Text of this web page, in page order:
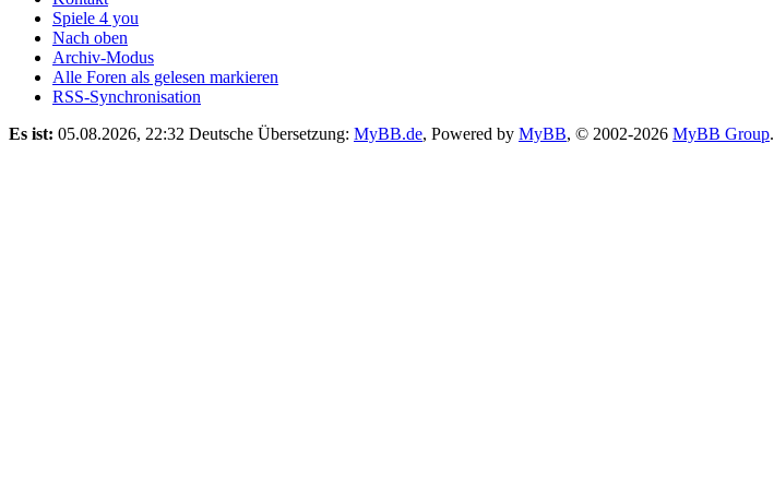
Spiele 4 you
Nach oben
Archiv-Modus
Alle Foren als gelesen markieren
RSS-Synchronisation
Es ist: 05.08.2026, 22:32 Deutsche Übersetzung: MyBB.de, Powered by MyBB, © 2002-2026 MyBB Group.